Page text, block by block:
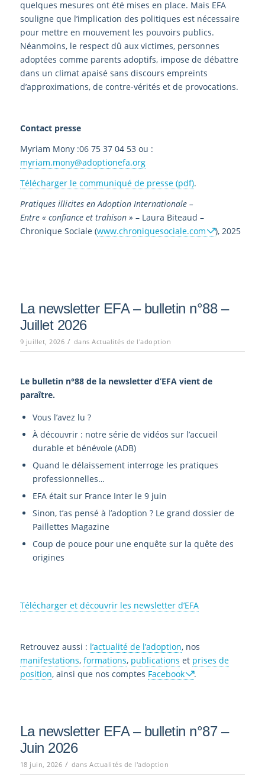
quelques mesures ont été mises en place. Mais EFA
souligne que l’implication des politiques est nécessaire
pour mettre en mouvement les pouvoirs publics.
Néanmoins, le respect dû aux victimes, personnes
adoptées comme parents adoptifs, impose de débattre
dans un climat apaisé sans discours empreints
d’approximations, de contre-vérités et de provocations.
Contact presse
Myriam Mony :06 75 37 04 53 ou :
myriam.mony@adoptionefa.org
Télécharger le communiqué de presse (pdf).
Pratiques illicites en Adoption Internationale –
Entre « confiance et trahison » – Laura Biteaud –
Chronique Sociale (www.chroniquesociale.com ), 2025
La newsletter EFA – bulletin n°88 –
Juillet 2026
9 juillet, 2026 / dansActualités de l'adoption
Le bulletin n°88 de la newsletter d’EFA vient de
paraître.
Vous l’avez lu ?
À découvrir : notre série de vidéos sur l’accueil
durable et bénévole (ADB)
Quand le délaissement interroge les pratiques
professionnelles…
EFA était sur France Inter le 9 juin
Sinon, t’as pensé à l’adoption ? Le grand dossier de
Paillettes Magazine
Coup de pouce pour une enquête sur la quête des
origines
Télécharger et découvrir les newsletter d’EFA
Retrouvez aussi : l’actualité de l’adoption, nos
manifestations, formations, publications et prises de
position, ainsi que nos comptes Facebook .
La newsletter EFA – bulletin n°87 –
Juin 2026
18 juin, 2026 / dansActualités de l'adoption